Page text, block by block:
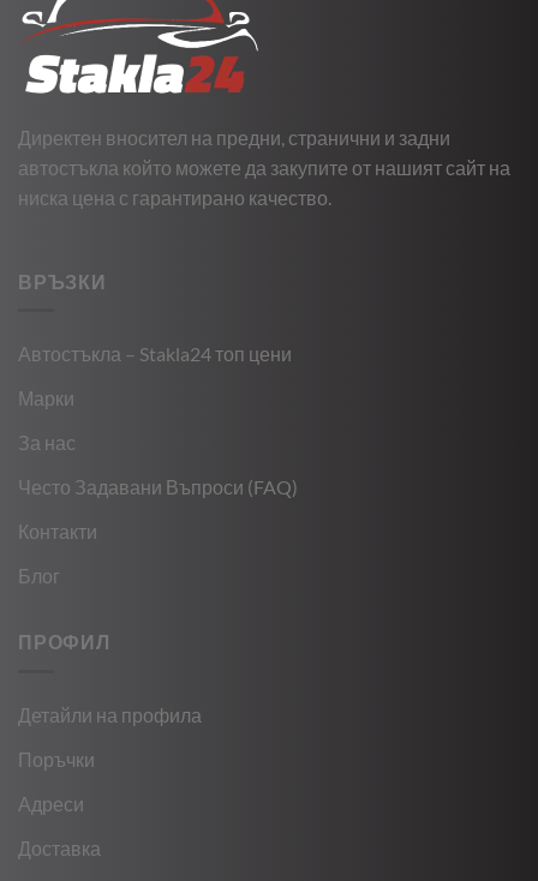
Директен вносител на предни, странични и задни
автостъкла който можете да закупите от нашият сайт на
ниска цена с гарантирано качество.
ВРЪЗКИ
Автостъкла – Stakla24 топ цени
Марки
За нас
Често Задавани Въпроси (FAQ)
Контакти
Блог
ПРОФИЛ
Детайли на профила
Поръчки
Адреси
Доставка